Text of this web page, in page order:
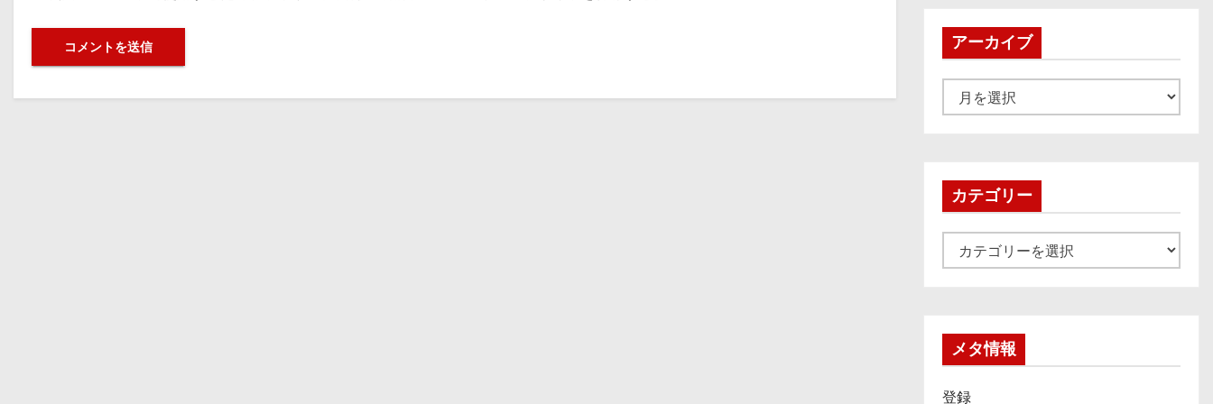
アーカイブ
ー
ブカテゴリー
テ
メタ情報
登録